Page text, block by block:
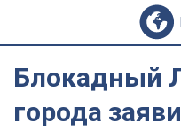
Блокадный
города